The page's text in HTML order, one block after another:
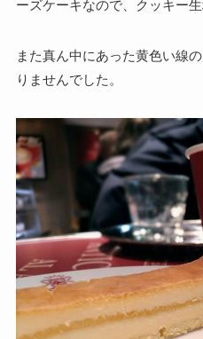
ーズケーキなので、クッキー
また真ん中にあった黄色い線
りませんでした。